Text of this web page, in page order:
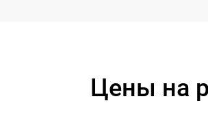
Цены на